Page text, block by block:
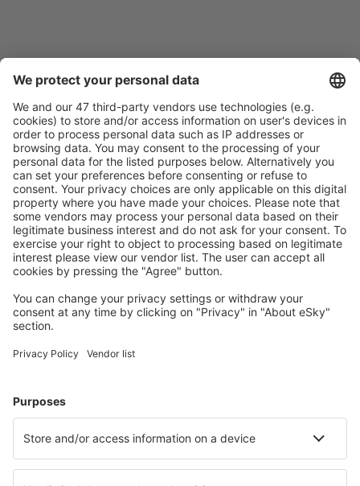
Caută rapid şi uşor
Ofertă adaptată aşteptărilor tale.
Planifică ȋn siguranţă
Rezervare fără griji cu opțiune gratuită de anulare.
Economiseşte mai mult
Prețuri atractive și oferte speciale pentru utilizatorii
conectați.
Alege din peste 1,3 mil. de opţiuni: hoteluri, cabane,
apartamente și altele.
Hoteluri în Italia - Orașe populare
Hoteluri în Palermo Hoteluri în Milano
Hoteluri în Napoli Hoteluri în Roma